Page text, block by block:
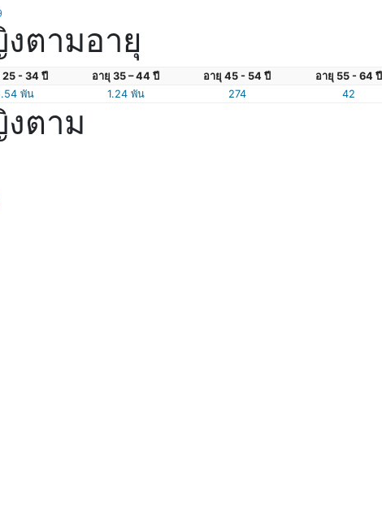
ตามอายุ
25 - 34 ปี อายุ 35 – 44 ปี อายุ 45 - 54 ปี อายุ 55 - 64 ปี
พัน 1.24 พัน 274 42
ตาม